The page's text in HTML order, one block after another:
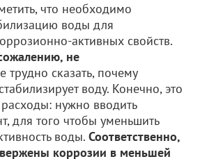
что необходимо
воды для
активных свойств.
не
трудно сказать, почему
воду. Конечно, это
нужно вводить
для того чтобы уменьшить
воды. Соответственно,
коррозии в меньшей